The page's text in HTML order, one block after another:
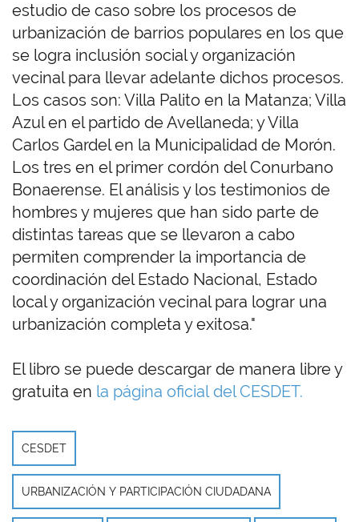
estudio de caso sobre los procesos de
urbanización de barrios populares en los que
se logra inclusión social y organización
vecinal para llevar adelante dichos procesos.
Los casos son: Villa Palito en la Matanza; Villa
Azul en el partido de Avellaneda; y Villa
Carlos Gardel en la Municipalidad de Morón.
Los tres en el primer cordón del Conurbano
Bonaerense. El análisis y los testimonios de
hombres y mujeres que han sido parte de
distintas tareas que se llevaron a cabo
permiten comprender la importancia de
coordinación del Estado Nacional, Estado
local y organización vecinal para lograr una
urbanización completa y exitosa."
El libro se puede descargar de manera libre y
gratuita en la página oficial del CESDET.
CESDET
URBANIZACIÓN Y PARTICIPACIÓN CIUDADANA